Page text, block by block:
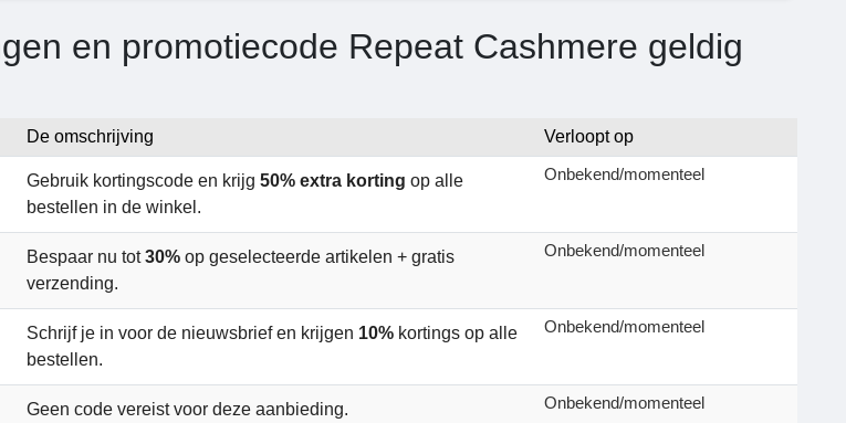
en promotiecode Repeat Cashmere geldig
De omschrijving
Verloopt op
Gebruik kortingscode en krijg 50% extra korting op alle
bestellen in de winkel.
Onbekend/momenteel
Bespaar nu tot30% op geselecteerde artikelen + gratis
verzending.
Onbekend/momenteel
Schrijf je in voor de nieuwsbrief en krijgen 10% kortings op alle
bestellen.
Onbekend/momenteel
Geen code vereist voor deze aanbieding. Onbekend/momenteel